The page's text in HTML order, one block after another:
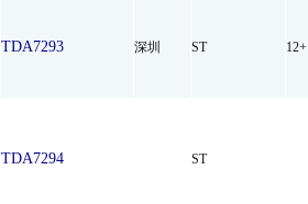
TDA7293 深圳 ST
TDA7294 ST